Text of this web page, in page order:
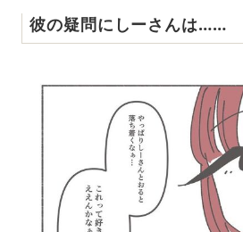
彼の疑問にしーさんは……